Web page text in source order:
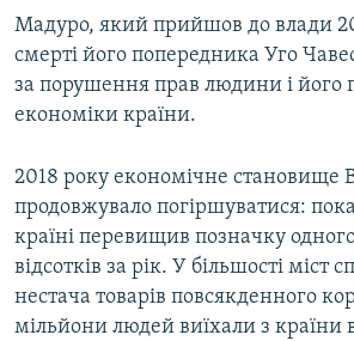
Мадуро, який прийшов до влади
смерті його попередника Уго
за порушення прав людини і його
економіки країни.
2018 року економічне становище
продовжувало погіршуватися:
країні перевищив позначку
відсотків за рік. У більшості міст
нестача товарів повсякденного
мільйони людей виїхали з країни